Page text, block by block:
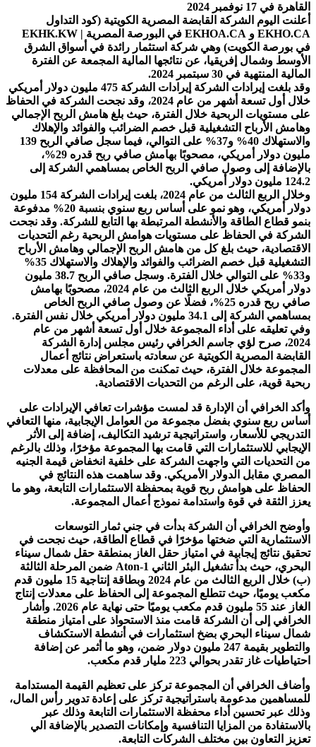
القاهرة في 17 نوفمبر 2024
أعلنت اليوم الشركة القابضة المصرية الكويتية (كود التداول
EKHO.CA و EKHOA.CA في البورصة المصرية | EKHK.KW
في بورصة الكويت) وهي شركة استثمار رائدة في أسواق الشرق
الأوسط وشمال إفريقيا، عن نتائجها المالية المجمعة عن الفترة
المالية المنتهية في 30 سبتمبر 2024.
وقد بلغت إيرادات الشركة إيرادات الشركة 475 مليون دولار أمريكي
خلال أول تسعة أشهر من عام 2024، وقد نجحت الشركة في الحفاظ
على مستويات الربحية خلال الفترة، حيث بلغ هامش الربح الإجمالي
وهامش الأرباح التشغيلية قبل خصم الضرائب والفوائد والإهلاك
والاستهلاك 40% و37% على التوالي، فيما سجل صافي الربح 139
مليون دولار أمريكي، مصحوبًا بهامش صافي ربح قدره 29%،
بالإضافة إلى وصول صافي الربح الخاص بمساهمي الشركة إلى
124.2 مليون دولار أمريكي.
وخلال الربع الثالث من عام 2024، بلغت إيرادات الشركة 154 مليون
دولار أمريكي، وهو نمو على أساس ربع سنوي بنسبة 20% مدفوعة
بنمو قطاع الطاقة والأنشطة المرتبطة بها التابع للشركة. وقد نجحت
الشركة في الحفاظ على مستويات هوامش الربحية رغم التحديات
الاقتصادية، حيث بلغ كل من هامش الربح الإجمالي وهامش الأرباح
التشغيلية قبل خصم الضرائب والفوائد والإهلاك والاستهلاك 35%
و33% على التوالي خلال الفترة. وسجل صافي الربح 38.7 مليون
دولار أمريكي خلال الربع الثالث من عام 2024، مصحوبًا بهامش
صافي ربح قدره 25%، فضلًا عن وصول صافي الربح الخاص
بمساهمي الشركة إلى 34.1 مليون دولار أمريكي خلال نفس الفترة.
وفي تعليقه على أداء المجموعة خلال أول تسعة أشهر من عام
2024، صرح لؤي جاسم الخرافي رئيس مجلس إدارة الشركة
القابضة المصرية الكويتية عن سعادته باستعراض نتائج أعمال
المجموعة خلال الفترة، حيث تمكنت من المحافظة على معدلات
ربحية قوية، على الرغم من التحديات الاقتصادية.
وأكد الخرافي أن الإدارة قد لمست مؤشرات تعافي الإيرادات على
أساس ربع سنوي بفضل مجموعة من العوامل الإيجابية، منها التعافي
التدريجي للأسعار، واستراتيجية ترشيد التكاليف، إضافة إلى الأثر
الإيجابي للاستثمارات التي قامت بها المجموعة مؤخرًا، وذلك بالرغم
من التحديات التي واجهت الشركة على خلفية انخفاض قيمة الجنيه
المصري مقابل الدولار الأمريكي. وقد ساهمت هذه النتائج في
الحفاظ على هوامش ربح قوية بمحفظة الاستثمارات التابعة، وهو ما
يعزز الثقة في قوة واستدامة نموذج أعمال المجموعة.
وأوضح الخرافي أن الشركة بدأت في جني ثمار التوسعات
الاستثمارية التي ضختها مؤخرًا في قطاع الطاقة، حيث نجحت في
تحقيق نتائج إيجابية في امتياز حقل الغاز بمنطقة حقل شمال سيناء
البحري، حيث بدأ تشغيل البئر الثاني Aton-1 ضمن المرحلة الثالثة
(ب) خلال الربع الثالث من عام 2024 وبطاقة إنتاجية 15 مليون قدم
مكعب يوميًا، حيث تتطلع المجموعة إلى الحفاظ على معدلات إنتاج
الغاز عند 55 مليون قدم مكعب يوميًا حتى نهاية عام 2026. وأشار
الخرافي إلى أن الشركة قامت منذ الاستحواذ على امتياز منطقة
شمال سيناء البحري بضخ استثمارات في أنشطة الاستكشاف
والتطوير بقيمة 247 مليون دولار ضمن، وهو ما أثمر عن إضافة
احتياطيات غاز تقدر بحوالي 223 مليار قدم مكعب.
وأضاف الخرافي أن المجموعة تركز على تعظيم القيمة المستدامة
للمساهمين مدعومة باستراتيجية تركز على إعادة تدوير رأس المال،
وذلك عبر تحسين أداء محفظة الاستثمارات التابعة وذلك عبر
بالاستفادة من المزايا التنافسية وإمكانات التصدير بالإضافة الي
تعزيز التعاون بين مختلف الشركات التابعة.